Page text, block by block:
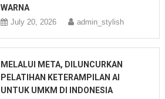
WARNA
July 20, 2026 admin_stylish
MELALUI META, DILUNCURKAN
PELATIHAN KETERAMPILAN AI
UNTUK UMKM DI INDONESIA